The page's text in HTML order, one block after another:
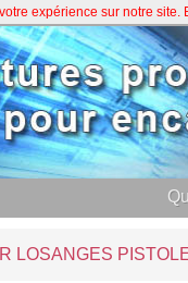
LOSANGES
expérience sur notre